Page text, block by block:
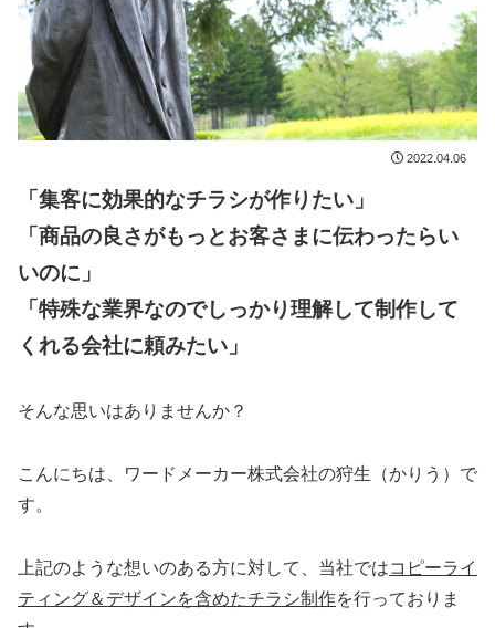
2022.04.06
「集客に効果的なチラシが作りたい 」
「商品の良さがもっとお客さまに伝わったらい
いのに 」
「特殊な業界なのでしっかり理解して制作して
くれる会社に頼みたい」
そんな思いはありませんか？
こんにちは、ワードメーカー株式会社の狩生（かりう）で
す。
上記のような想いのある方に対して、当社ではコピーライ
ティング＆デザインを含めたチラシ制作を行っておりま